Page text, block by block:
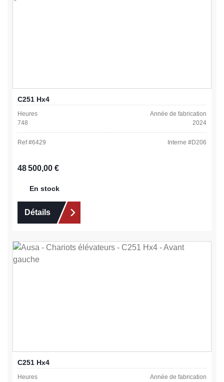
C251 Hx4
Heures
748
Année de fabrication
2024
Ref #6429 Interne #D206
Prix régulier :
48 500,00 €
En stock
Détails
C251 Hx4
Heures
Année de fabrication